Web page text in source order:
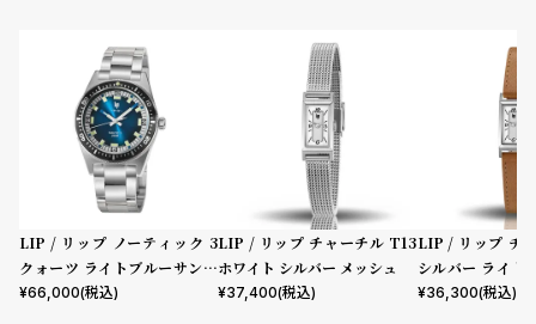
LIP / リップ ノーティック 3
クォーツ ライトブルーサンレ
イ シルバー メタル
¥66,000(税込)
LIP / リップ チャーチル T13
ホワイト シルバー メッシュ
¥37,400(税込)
LIP / リップ チ
シルバー ライト
ー
¥36,300(税込)